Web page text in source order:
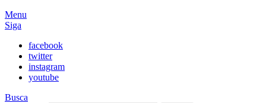
Menu
Siga
facebook
twitter
instagram
youtube
Busca